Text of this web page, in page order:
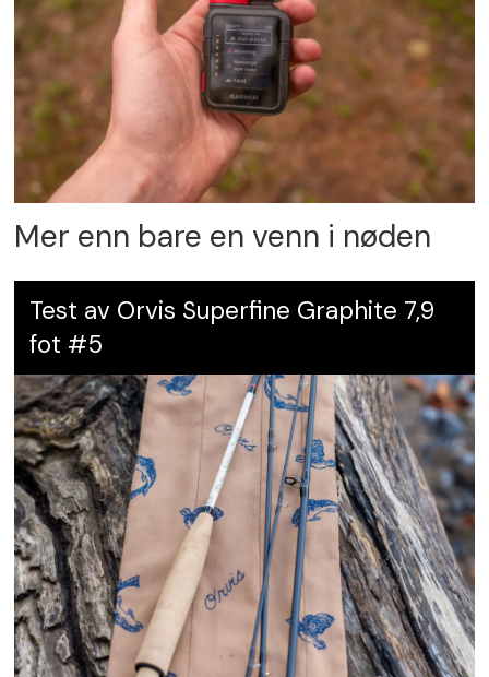
Mer enn bare en venn i nøden
Test av Orvis Superfine Graphite 7,9
fot #5